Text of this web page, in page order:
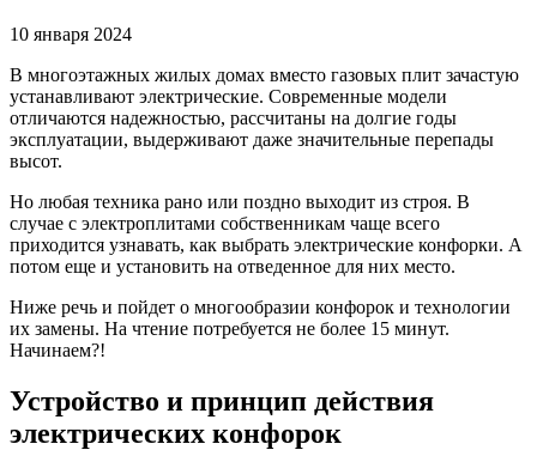
10 января 2024
В многоэтажных жилых домах вместо газовых плит зачастую
устанавливают электрические. Современные модели
отличаются надежностью, рассчитаны на долгие годы
эксплуатации, выдерживают даже значительные перепады
высот.
Но любая техника рано или поздно выходит из строя. В
случае с электроплитами собственникам чаще всего
приходится узнавать, как выбрать электрические конфорки. А
потом еще и установить на отведенное для них место.
Ниже речь и пойдет о многообразии конфорок и технологии
их замены. На чтение потребуется не более 15 минут.
Начинаем?!
Устройство и принцип действия
электрических конфорок